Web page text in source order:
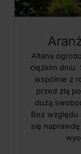
Altana
ciężkim dniu.
wspólnie z
przed złą
dużą
Bez względu
się